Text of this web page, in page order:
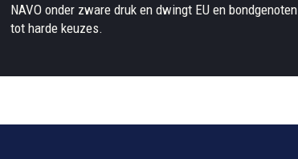
NAVO onder zware druk en dwingt EU en bondgenoten
tot harde keuzes.